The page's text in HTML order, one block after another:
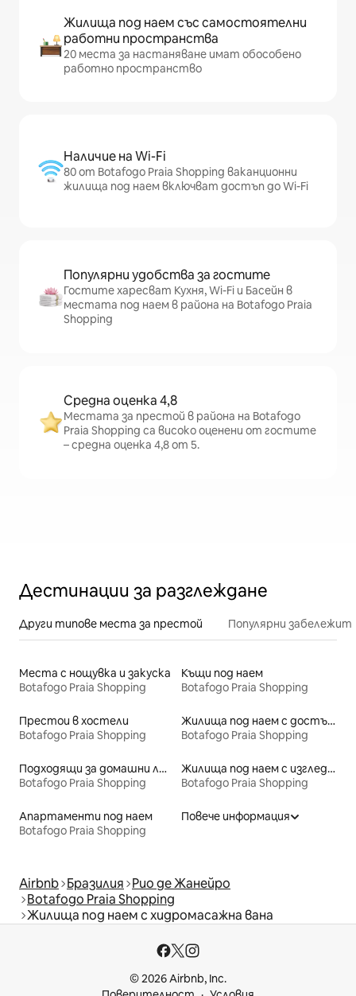
Жилища под наем със самостоятелни
работни пространства
20 места за настаняване имат обособено
работно пространство
Наличие на Wi-Fi
80 от Botafogo Praia Shopping ваканционни
жилища под наем включват достъп до Wi-Fi
Популярни удобства за гостите
Гостите харесват Кухня, Wi-Fi и Басейн в
местата под наем в района на Botafogo Praia
Shopping
Средна оценка 4,8
Местата за престой в района на Botafogo
Praia Shopping са високо оценени от гостите
– средна оценка 4,8 от 5.
Дестинации за разглеждане
Други типове места за престой Популярни
Места с нощувка и закуска
Botafogo Praia Shopping
Къщи под наем
Botafogo Praia Shopping
Престои в хостели
Botafogo Praia Shopping
Жилища под наем с достъп до езеро
Botafogo Praia Shopping
Подходящи за домашни любимци места под наем
Botafogo Praia Shopping
Жилища под наем с изглед към плажа
Botafogo Praia Shopping
Апартаменти под наем
Botafogo Praia Shopping
Повече информация
Airbnb Бразилия Рио де Жанейро
Botafogo Praia Shopping
Жилища под наем с хидромасажна вана
© 2026 Airbnb, Inc.